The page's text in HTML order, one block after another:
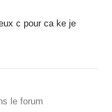
c pour ca ke je
le forum